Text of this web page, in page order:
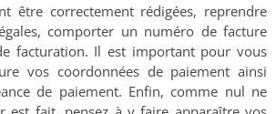
être correctement rédigées, reprendre
comporter un numéro de facture
facturation. Il est important pour vous
vos coordonnées de paiement ainsi
de paiement. Enfin, comme nul ne